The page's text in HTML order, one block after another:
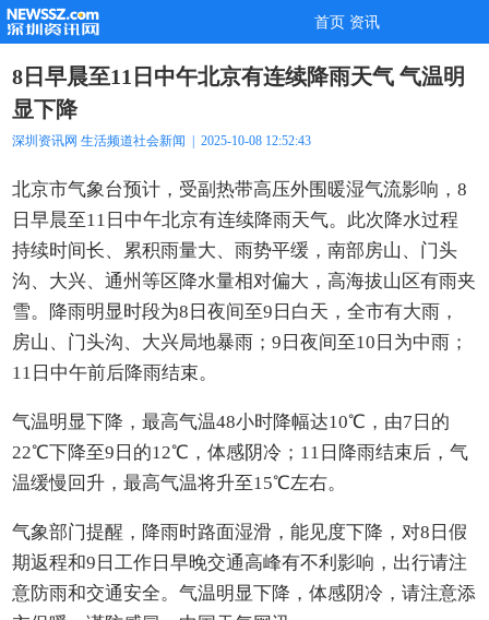
首页 资讯
8日早晨至11日中午北京有连续降雨天气 气温明
显下降
深圳资讯网 生活频道社会新闻 | 2025-10-08 12:52:43
北京市气象台预计，受副热带高压外围暖湿气流影响，8
日早晨至11日中午北京有连续降雨天气。此次降水过程
持续时间长、累积雨量大、雨势平缓，南部房山、门头
沟、大兴、通州等区降水量相对偏大，高海拔山区有雨夹
雪。降雨明显时段为8日夜间至9日白天，全市有大雨，
房山、门头沟、大兴局地暴雨；9日夜间至10日为中雨；
11日中午前后降雨结束。
气温明显下降，最高气温48小时降幅达10℃，由7日的
22℃下降至9日的12℃，体感阴冷；11日降雨结束后，气
温缓慢回升，最高气温将升至15℃左右。
气象部门提醒，降雨时路面湿滑，能见度下降，对8日假
期返程和9日工作日早晚交通高峰有不利影响，出行请注
意防雨和交通安全。气温明显下降，体感阴冷，请注意添